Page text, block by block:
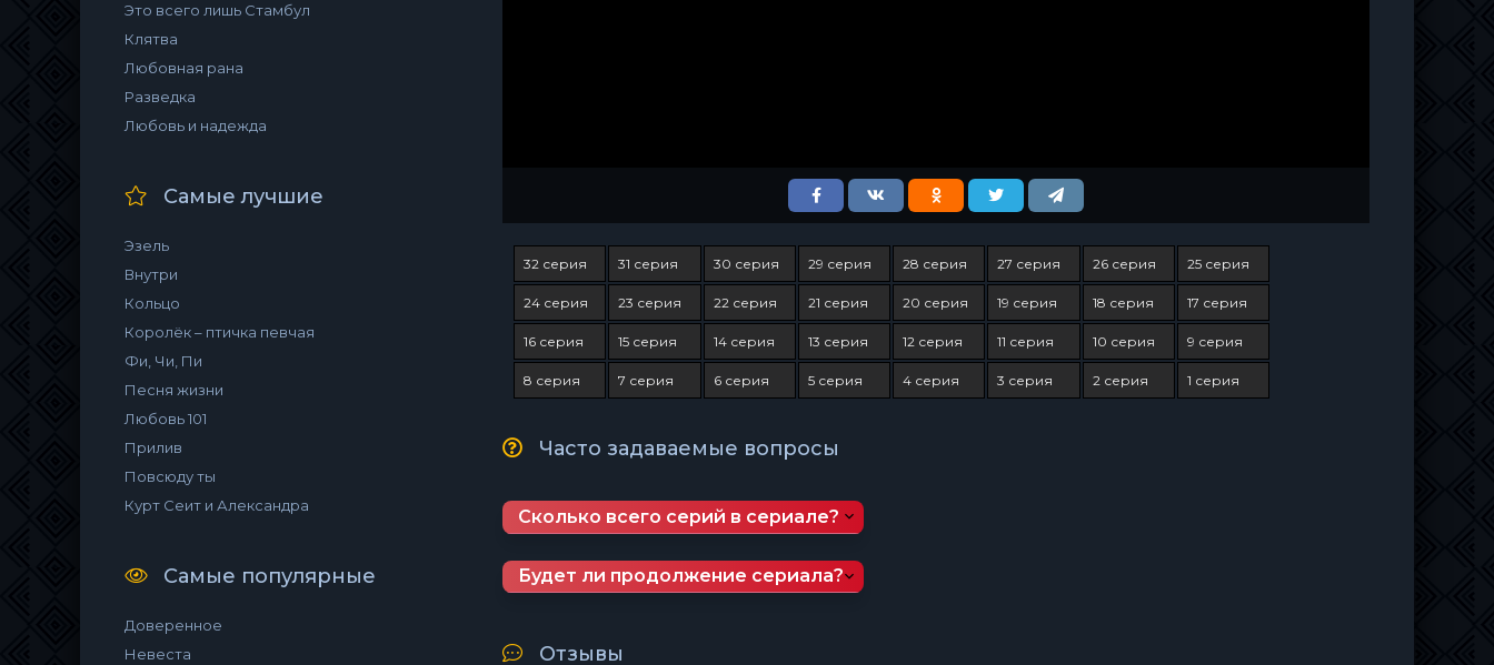
Это всего лишь Стамбул
Клятва
Любовная рана
Разведка
Любовь и надежда
Самые лучшие
Эзель
Внутри
Кольцо
Королёк – птичка певчая
Фи, Чи, Пи
Песня жизни
Любовь 101
Прилив
Повсюду ты
Курт Сеит и Александра
Самые популярные
Доверенное
Невеста
32 серия 31 серия 30 серия 29 серия 28 серия 27 серия 26 серия 25 серия
24 серия 23 серия 22 серия 21 серия 20 серия 19 серия 18 серия 17 серия
16 серия 15 серия 14 серия 13 серия 12 серия 11 серия 10 серия 9 серия
8 серия 7 серия 6 серия 5 серия 4 серия 3 серия 2 серия 1 серия
Часто задаваемые вопросы
Сколько всего серий в сериале?
Будет ли продолжение сериала?
Отзывы